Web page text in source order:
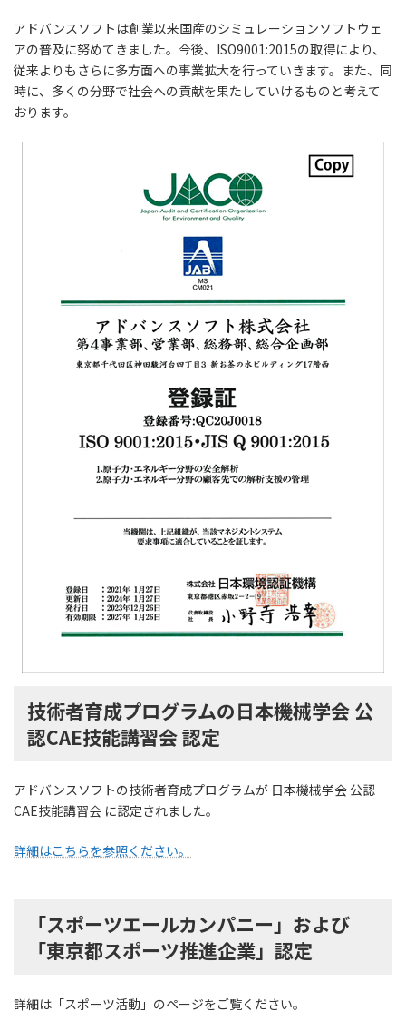
アドバンスソフトは創業以来国産のシミュレーションソフトウェ
アの普及に努めてきました。今後、ISO9001:2015の取得により、
従来よりもさらに多方面への事業拡大を行っていきます。また、同
時に、多くの分野で社会への貢献を果たしていけるものと考えて
おります。
技術者育成プログラムの日本機械学会 公
認CAE技能講習会 認定
アドバンスソフトの技術者育成プログラムが 日本機械学会 公認
CAE技能講習会 に認定されました。
詳細はこちらを参照ください。
「スポーツエールカンパニー」および
「東京都スポーツ推進企業」認定
詳細は「スポーツ活動」のページをご覧ください。